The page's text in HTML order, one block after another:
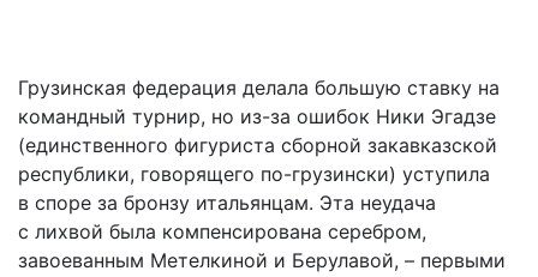
Грузинская федерация делала большую ставку на
командный турнир, но из-за ошибок Ники Эгадзе
(единственного фигуриста сборной закавказской
республики, говорящего по-грузински) уступила
в споре за бронзу итальянцам. Эта неудача
с лихвой была компенсирована серебром,
завоеванным Метелкиной и Берулавой, – первыми